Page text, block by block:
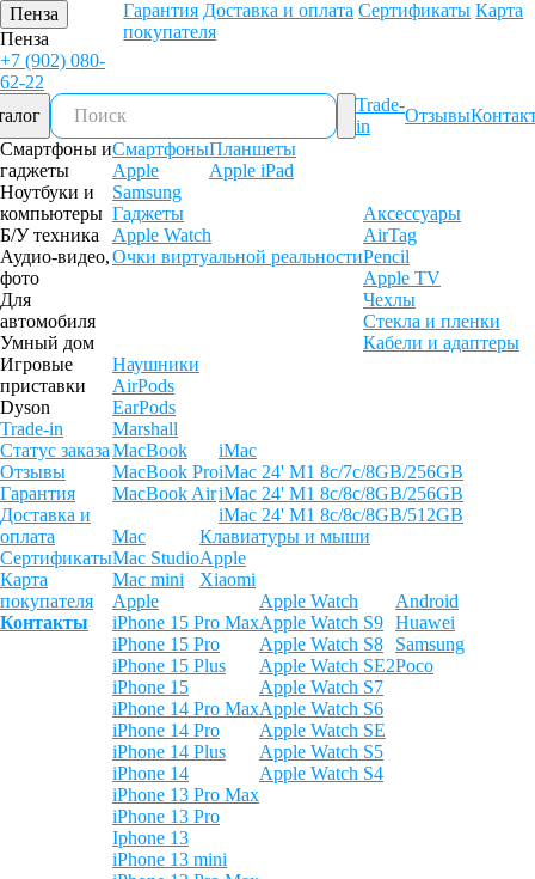
Пенза
Пенза
+7 (902) 080-
62-22
Гарантия Доставка и оплата Сертификаты Карта
покупателя
Trade-
in
Отзывы
Смартфоны и
гаджеты
Ноутбуки и
компьютеры
Б/У техника
Аудио-видео,
фото
Для
автомобиля
Умный дом
Игровые
приставки
Dyson
Trade-in
Статус заказа
Отзывы
Гарантия
Доставка и
оплата
Сертификаты
Карта
покупателя
Контакты
Смартфоны
Apple
Samsung
Планшеты
Apple iPad
Гаджеты
Apple Watch
Очки виртуальной реальности
Аксессуары
AirTag
Pencil
Apple TV
Чехлы
Стекла и пленки
Кабели и адаптеры
Наушники
AirPods
EarPods
Marshall
MacBook
MacBook Pro
MacBook Air
iMac
iMac 24' M1 8c/7c/8GB/256GB
iMac 24' M1 8c/8c/8GB/256GB
iMac 24' M1 8c/8c/8GB/512GB
Mac
Mac Studio
Mac mini
Клавиатуры и мыши
Apple
Xiaomi
Apple
iPhone 15 Pro Max
iPhone 15 Pro
iPhone 15 Plus
iPhone 15
iPhone 14 Pro Max
iPhone 14 Pro
iPhone 14 Plus
iPhone 14
iPhone 13 Pro Max
iPhone 13 Pro
Iphone 13
iPhone 13 mini
Apple Watch
Apple Watch S9
Apple Watch S8
Apple Watch SE2
Apple Watch S7
Apple Watch S6
Apple Watch SE
Apple Watch S5
Apple Watch S4
Android
Huawei
Samsung
Poco